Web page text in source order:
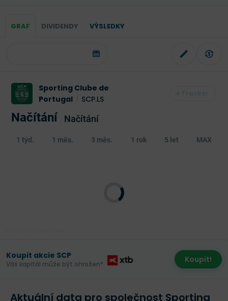
GRAF DIVIDENDY VÝSLEDKY
Sporting Clube de
Portugal
SCP.LS
Načítání Načítání
1 týd. 1 měs. 3 měs. 1 rok 5 let MAX
Koupit akcie SCP
Váš kapitál může být ohrožen* Koupit!
Aktuální data pro společnost Sporting